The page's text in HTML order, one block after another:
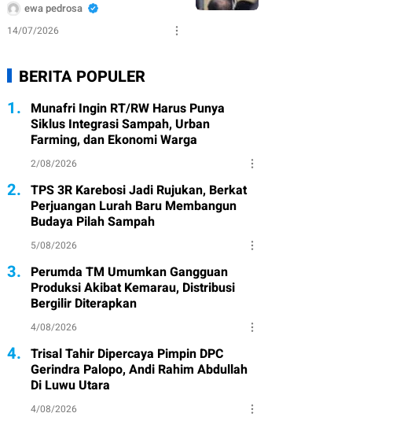
ewa pedrosa
14/07/2026
BERITA POPULER
1. Munafri Ingin RT/RW Harus Punya
Siklus Integrasi Sampah, Urban
Farming, dan Ekonomi Warga
2/08/2026
2. TPS 3R Karebosi Jadi Rujukan, Berkat
Perjuangan Lurah Baru Membangun
Budaya Pilah Sampah
5/08/2026
3. Perumda TM Umumkan Gangguan
Produksi Akibat Kemarau, Distribusi
Bergilir Diterapkan
4/08/2026
4. Trisal Tahir Dipercaya Pimpin DPC
Gerindra Palopo, Andi Rahim Abdullah
Di Luwu Utara
4/08/2026